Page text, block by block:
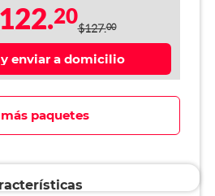
20$127.00
enviar a domicilio
paquetes